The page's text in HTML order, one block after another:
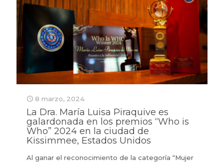
8 marzo, 2024
La Dra. María Luisa Piraquive es
galardonada en los premios “Who is
Who” 2024 en la ciudad de
Kissimmee, Estados Unidos
Al ganar el reconocimiento de la categoría “Mujer